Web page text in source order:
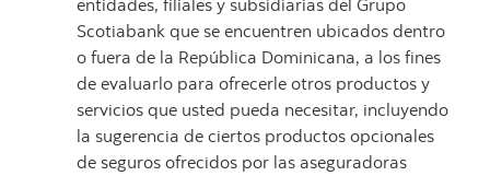
entidades, filiales y subsidiarias del Grupo
Scotiabank que se encuentren ubicados dentro
o fuera de la República Dominicana, a los fines
de evaluarlo para ofrecerle otros productos y
servicios que usted pueda necesitar, incluyendo
la sugerencia de ciertos productos opcionales
de seguros ofrecidos por las aseguradoras